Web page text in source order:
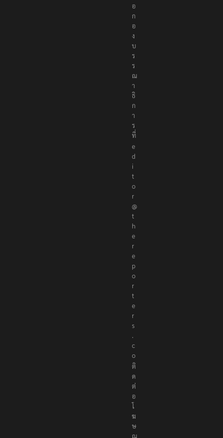
ต่
อ
ก
อ
ง
บ
ร
ร
ณ
า
ธิ
ก
า
ร
ที่
e
d
i
t
o
r
@
t
h
e
r
e
p
o
r
t
e
r
s
.
c
o
ติ
ด
ต่
อ
โ
ฆ
ษ